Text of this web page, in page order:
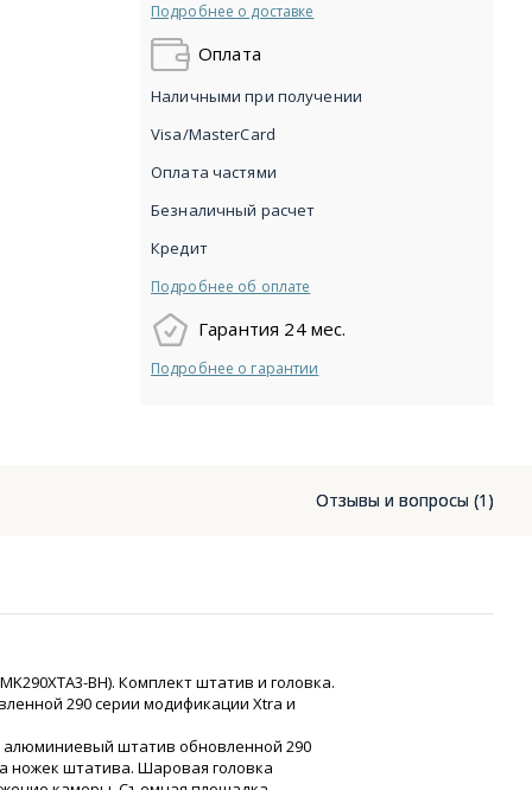
Подробнее о доставке
Оплата
Visa/MasterCard
Наличными при получении
Безналичный расчет
Кредит
Оплата частями
Подробнее об оплате
Гарантия 24 мес.
Подробнее о гарантии
Отзывы и вопросы (1)
BH). Комплект штатив и головка.
290 серии модификации Xtra и
алюминиевый штатив обновленной 290
ножек штатива. Шаровая головка